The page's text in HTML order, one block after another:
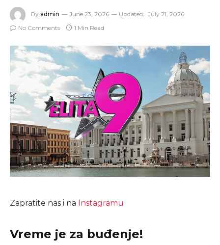
By admin June 23, 2026 Updated: July 21, 2026
No Comments
1 Min Read
Zapratite nas i na Instagramu
Vreme je za buđenje!